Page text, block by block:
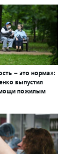
– это норма»:
выпустил
пожилым